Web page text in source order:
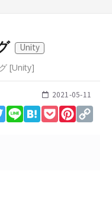
Unity
[Unity]
2021-05-11
Twitter
Line HatenaPocket